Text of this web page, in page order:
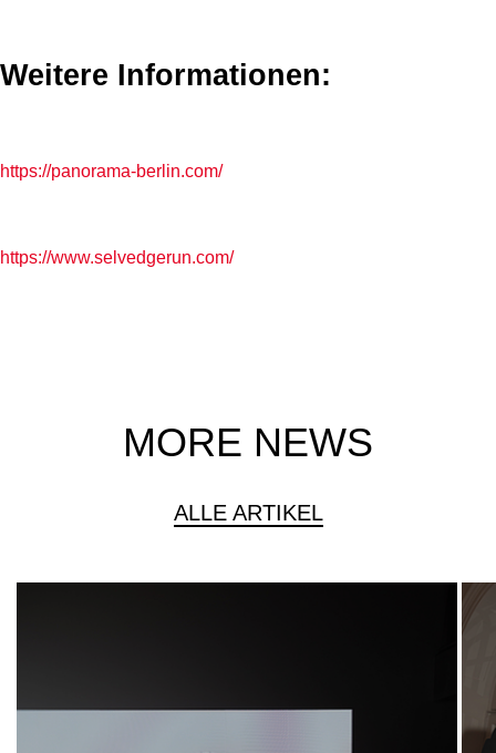
Weitere Informationen:
https://panorama-berlin.com/
https://www.selvedgerun.com/
MORE NEWS
ALLE ARTIKEL